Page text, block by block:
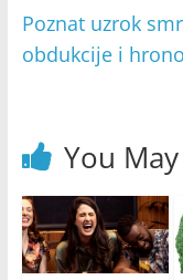
Poznat uzrok
obdukcije i
You